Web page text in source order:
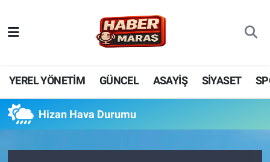
YEREL YÖNETİM GÜNCEL ASAYİŞ SİYASET
Hizan Hava Durumu
YEREL YÖNETİM
GÜNCEL
BİLİM VE TEKNOLOJİ
Nöbetçi Eczaneler
Hava Durumu
Trafik Durumu